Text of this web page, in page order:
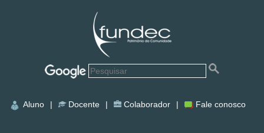
Aluno | Docente | Colaborador | Fale conosco